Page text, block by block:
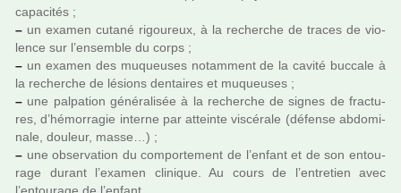
capa­ci­tés ;
– un examen cutané rigou­reux, à la recher­che de traces de vio­
lence sur l’ensem­ble du corps ;
– un examen des muqueu­ses notam­ment de la cavité buc­cale à
la recher­che de lésions den­tai­res et muqueu­ses ;
– une pal­pa­tion géné­ra­li­sée à la recher­che de signes de frac­tu­
res, d’hémor­ra­gie interne par atteinte vis­cé­rale (défense abdo­mi­
nale, dou­leur, masse…) ;
– une obser­va­tion du com­por­te­ment de l’enfant et de son entou­
rage durant l’examen cli­ni­que. Au cours de l’entre­tien avec